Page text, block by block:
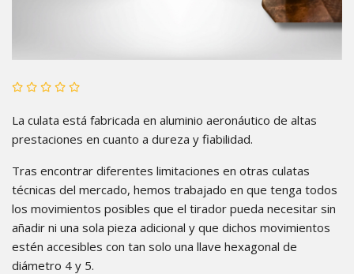
La culata está fabricada en aluminio aeronáutico de altas
prestaciones en cuanto a dureza y fiabilidad.
Tras encontrar diferentes limitaciones en otras culatas
técnicas del mercado, hemos trabajado en que tenga todos
los movimientos posibles que el tirador pueda necesitar sin
añadir ni una sola pieza adicional y que dichos movimientos
estén accesibles con tan solo una llave hexagonal de
diámetro 4 y 5.